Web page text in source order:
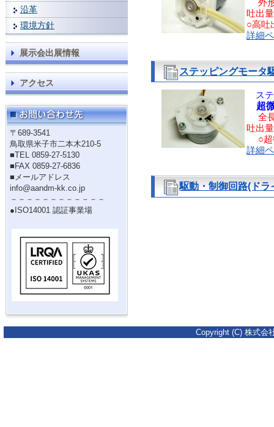
沿革
環境方針
展示会出展情報
アクセス
〒689-3541
鳥取県米子市二本木210-5
■TEL 0859-27-5130
■FAX 0859-27-6836
■メールアドレス
info@aandm-kk.co.jp
－－－－－－－－－－－－
●ISO14001 認証事業場
外形
吐出
○高吐
詳細
ステッピングモータ
ス
超
全長
吐出
○超
詳細
駆動・制御回路(ド
Copyright (C) 株式会